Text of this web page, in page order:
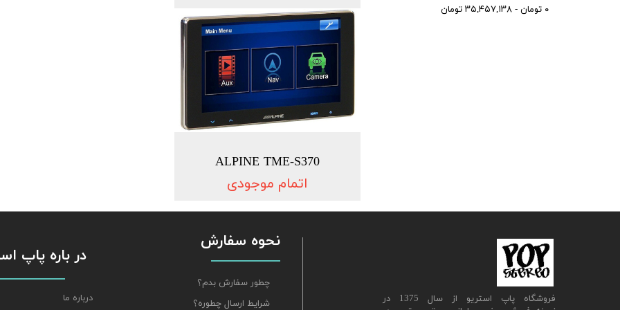
۰ تومان - ۳۵,۴۵۷,۱۳۸ تومان
ALPINE TME-S370
اتمام موجودی
​فروشگاه پاپ استریو از سال 1375 در
نحوه سفارش
چطور سفارش بدم؟
شرایط ارسال چطوره؟
در باره پاپ
درباره ما